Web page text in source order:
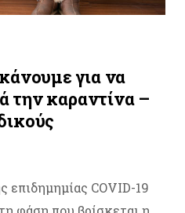
για να
την καραντίνα –
επιδημημίας COVID-19